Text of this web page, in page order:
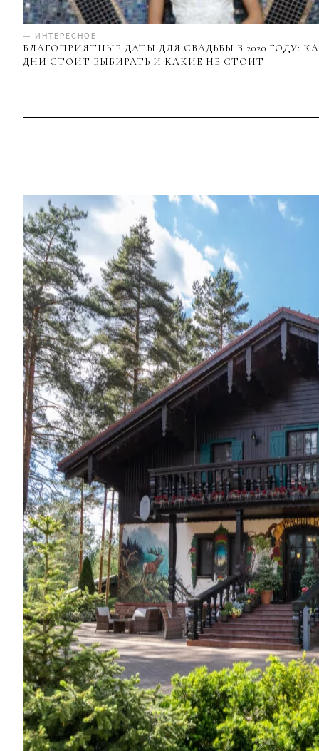
— ИНТЕРЕСНОЕ
БЛАГОПРИЯТНЫЕ ДАТЫ ДЛЯ СВАДЬБЫ В 2020 ГОДУ:
ДНИ СТОИТ ВЫБИРАТЬ И КАКИЕ НЕ СТОИТ